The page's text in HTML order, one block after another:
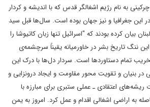
به نام رژیم اشغالگر قدس که با اندیشه و کردار
این جغرافیا و نیز جهان بوده است. سال‌ها قبل سید
بیان کرده بودند که "اسرائیل تنها زبان کاتیوشا را
ننگ تاریخ بشر در خاورمیانه یقیناً سرچشمه‌ی
تمام دستاورد‌ها است. سردار دل‌ها با درک این
بنیان و تقویت محور مقاومت و ایجاد درونزایی و
ریشه‌های اعتقادی ـ عملی ستبری برای مبارزه با
به اراضی اشغالی اقدام و عمل کرد. امروز به یمن